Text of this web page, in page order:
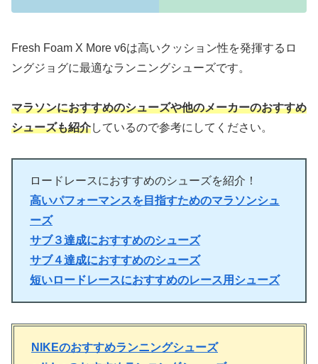
Fresh Foam X More v6は高いクッション性を発揮するロ
ングジョグに最適なランニングシューズです。
マラソンにおすすめのシューズや他のメーカーのおすすめ
シューズも紹介しているので参考にしてください。
ロードレースにおすすめのシューズを紹介！
高いパフォーマンスを目指すためのマラソンシュ
ーズ
サブ３達成におすすめのシューズ
サブ４達成におすすめのシューズ
短いロードレースにおすすめのレース用シューズ
NIKEのおすすめランニングシューズ